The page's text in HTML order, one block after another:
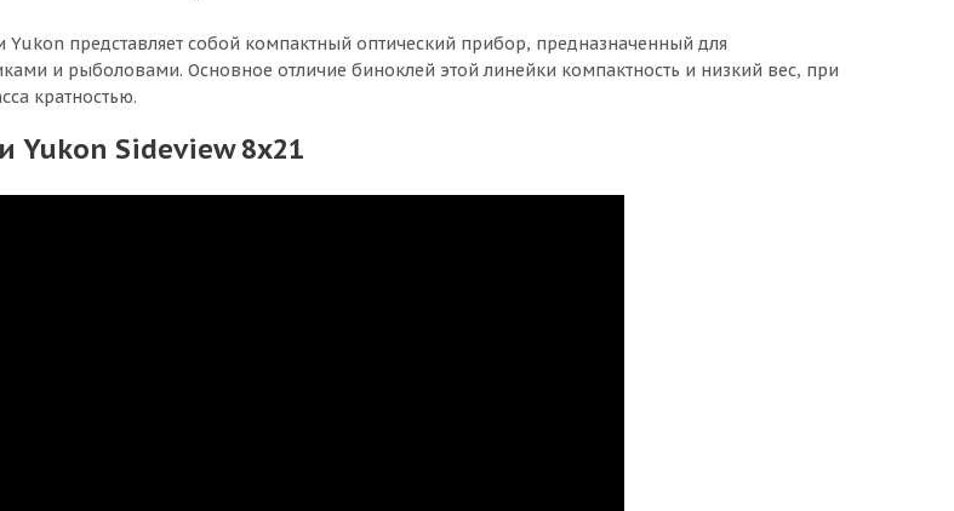
представляет собой компактный оптический прибор, предназначенный для
и рыболовами. Основное отличие биноклей этой линейки компактность и низкий вес, при
кратностью.
Yukon Sideview 8x21